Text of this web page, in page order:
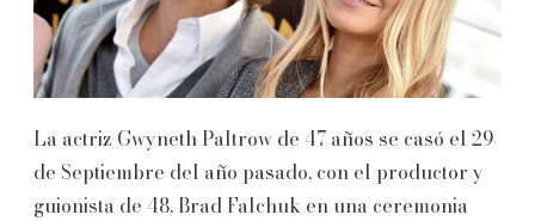
La actriz Gwyneth Paltrow de 47 años se casó el 29
de Septiembre del año pasado, con el productor y
guionista de 48, Brad Falchuk en una ceremonia